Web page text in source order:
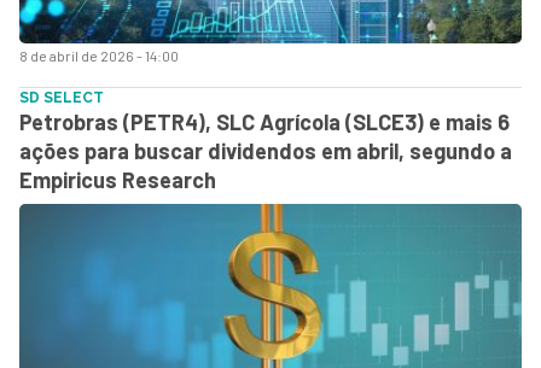
8 de abril de 2026 - 14:00
SD SELECT
Petrobras (PETR4), SLC Agrícola (SLCE3) e mais 6
ações para buscar dividendos em abril, segundo a
Empiricus Research